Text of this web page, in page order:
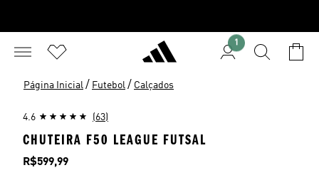
1
Página Inicial / Futebol / Calçados
4.6 (63)
CHUTEIRA F50 LEAGUE FUTSAL
Preço
R$599,99